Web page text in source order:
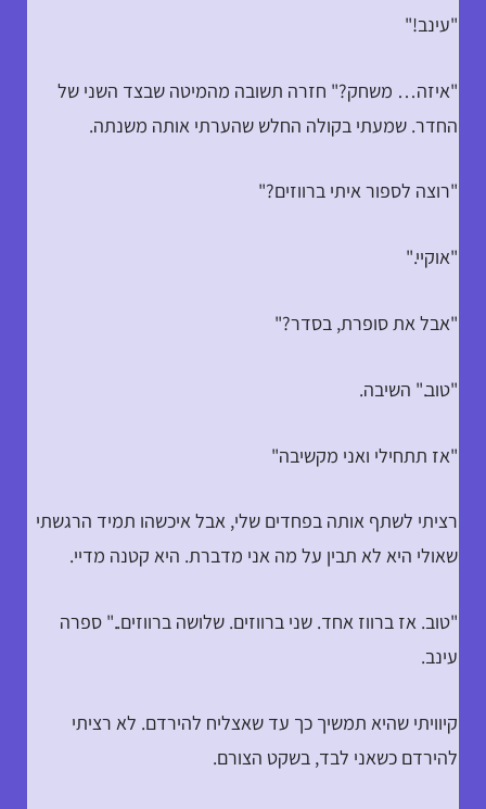
"עינב!"
"איזה… משחק?" חזרה תשובה מהמיטה שבצד השני של
החדר. שמעתי בקולה החלש שהערתי אותה משנתה.
"רוצה לספור איתי ברווזים?"
"אוקיי."
"אבל את סופרת, בסדר?"
"טוב." השיבה.
"אז תתחילי ואני מקשיבה"
רציתי לשתף אותה בפחדים שלי, אבל איכשהו תמיד הרגשתי
שאולי היא לא תבין על מה אני מדברת. היא קטנה מדיי.
"טוב. אז ברווז אחד. שני ברווזים. שלושה ברווזים.." ספרה
עינב.
קיוויתי שהיא תמשיך כך עד שאצליח להירדם. לא רציתי
להירדם כשאני לבד, בשקט הצורם.